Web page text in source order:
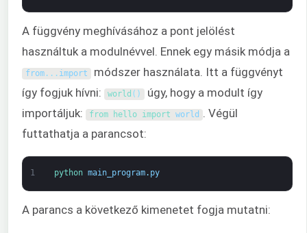
A függvény meghívásához a pont jelölést
használtuk a modulnévvel. Ennek egy másik módja a
from. . . import módszer használata. Itt a függvényt
így fogjuk hívni:
world ( ) úgy, hogy a modult így
importáljuk:
from hello import world . Végül
futtathatja a parancsot:
1 python main_program. py
A parancs a következő kimenetet fogja mutatni: